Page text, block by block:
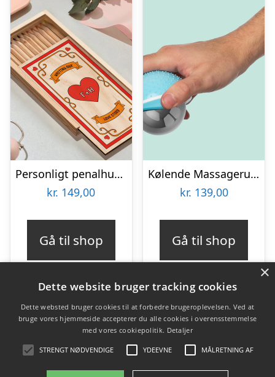
Personligt penalhus med Retrodesign
kr. 149,00
Gå til shop
Kølende Massageruller
kr. 139,00
Gå til shop
Varekategorier
Produkter
×
Dette website bruger tracking cookies
Dette websted bruger cookies til at forbedre brugeroplevelsen. Ved at
bruge vores hjemmeside accepterer du alle cookies i overensstemmelse
med vores cookiepolitik. Detaljer
STRENGT NØDVENDIGE YDEEVNE MÅLRETNING AF